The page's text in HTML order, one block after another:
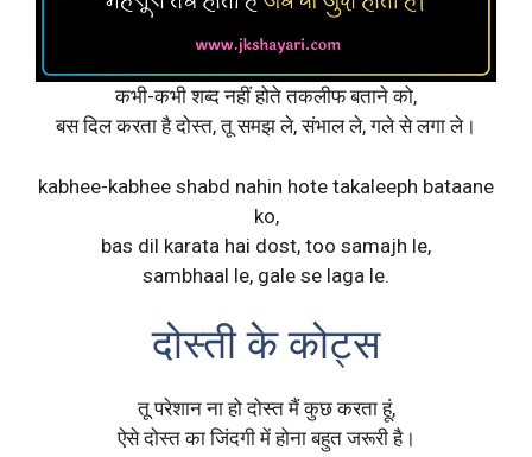
कभी-कभी शब्द नहीं होते तकलीफ बताने को,
बस दिल करता है दोस्त, तू समझ ले, संभाल ले, गले से लगा ले।
kabhee-kabhee shabd nahin hote takaleeph bataane
ko,
bas dil karata hai dost, too samajh le,
sambhaal le, gale se laga le.
दोस्ती के कोट्स
तू परेशान ना हो दोस्त मैं कुछ करता हूं,
ऐसे दोस्त का जिंदगी में होना बहुत जरूरी है।